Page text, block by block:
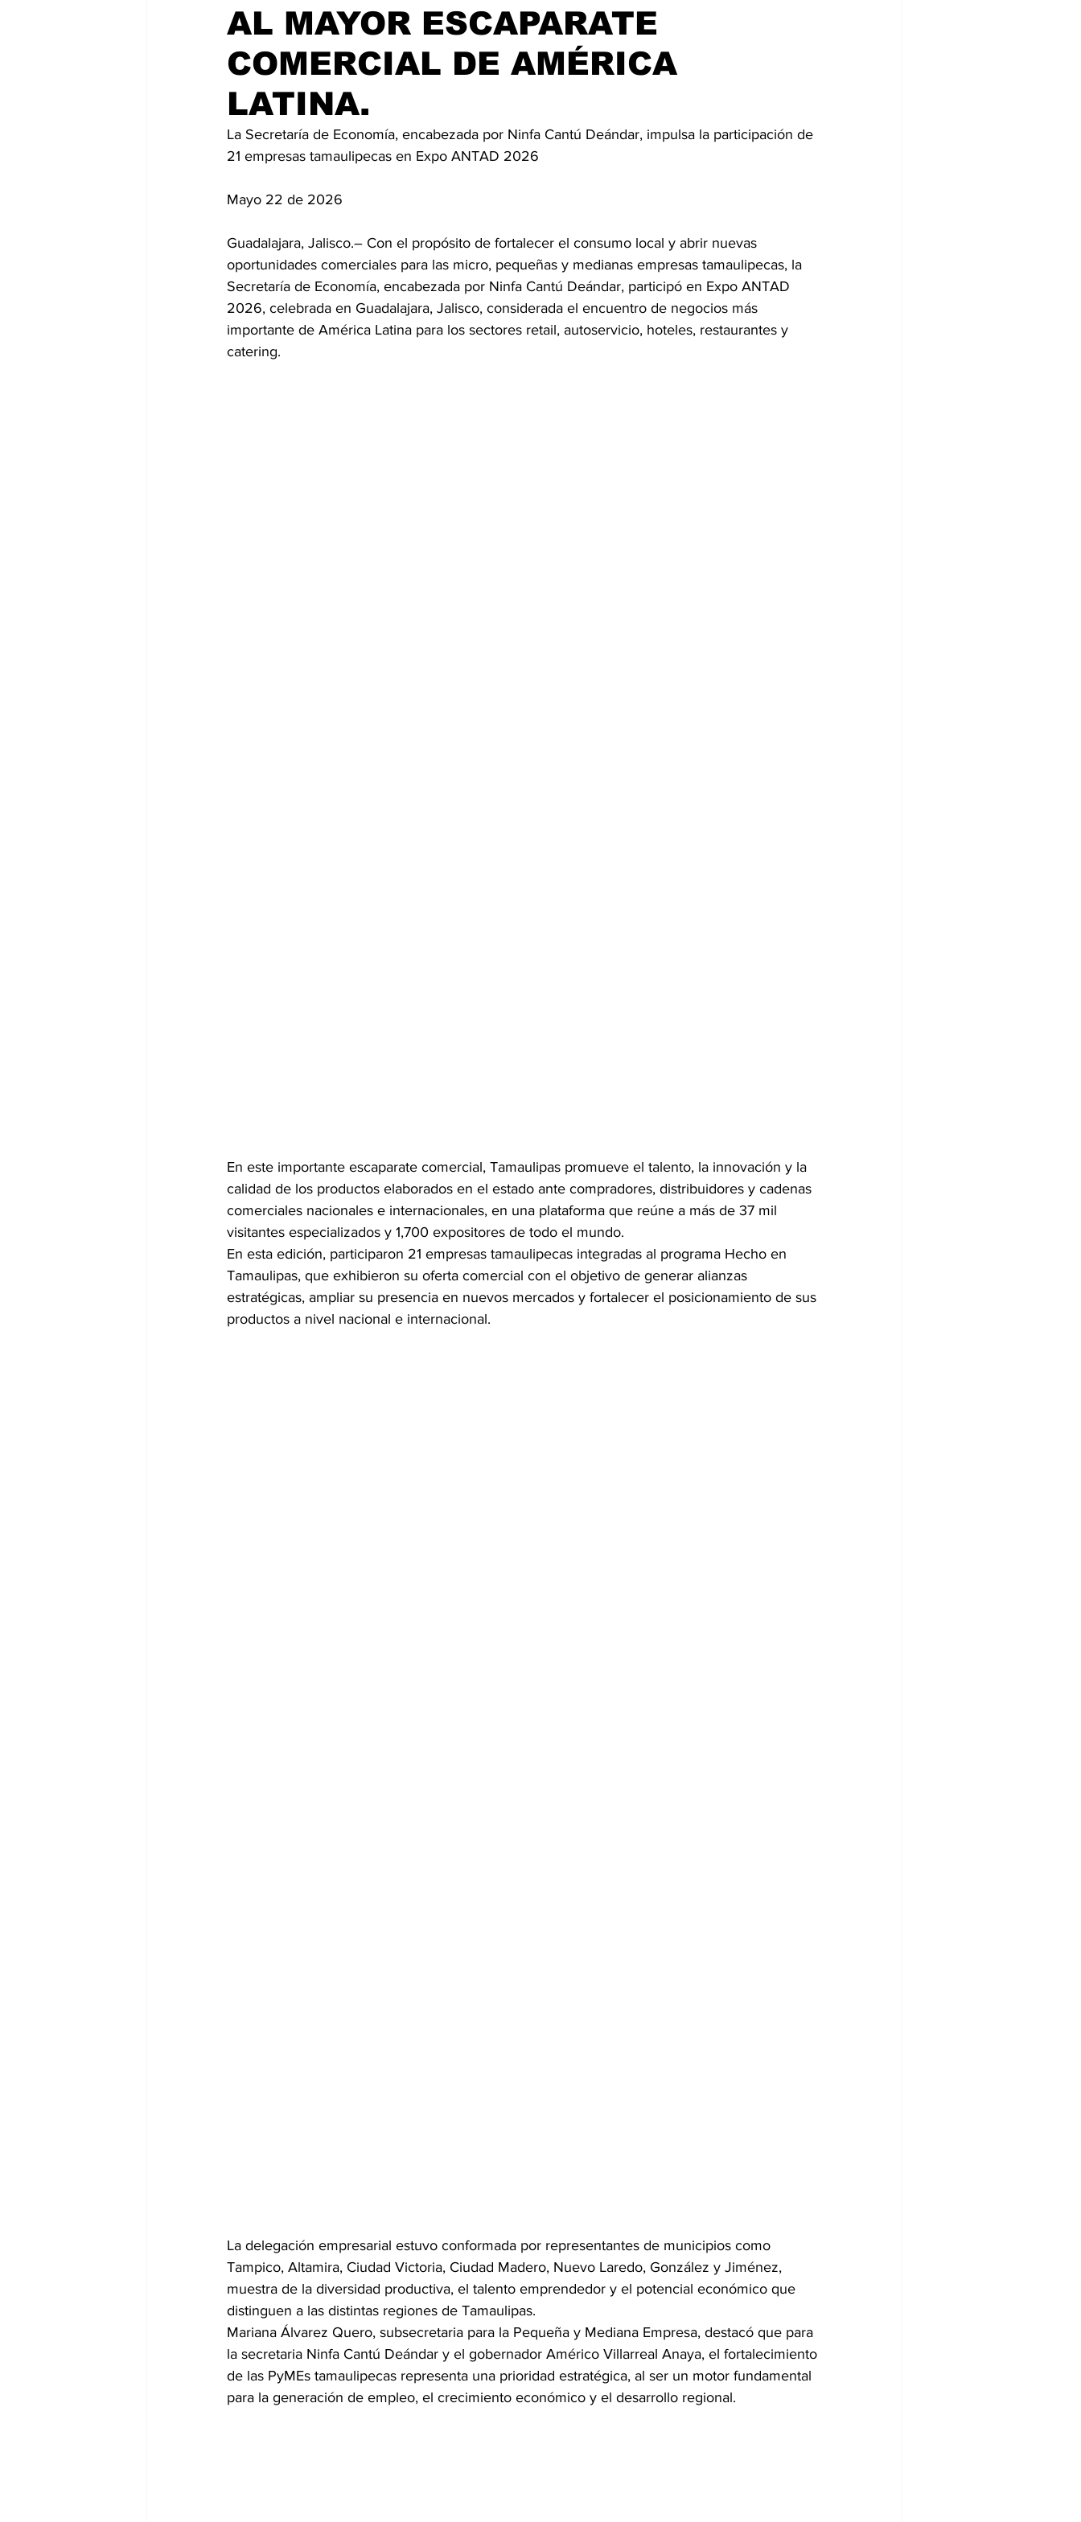
AL MAYOR ESCAPARATE
COMERCIAL DE AMÉRICA
LATINA.
La Secretaría de Economía, encabezada por Ninfa Cantú Deándar, impulsa la participación de
21 empresas tamaulipecas en Expo ANTAD 2026
Mayo 22 de 2026
Guadalajara, Jalisco.– Con el propósito de fortalecer el consumo local y abrir nuevas
oportunidades comerciales para las micro, pequeñas y medianas empresas tamaulipecas, la
Secretaría de Economía, encabezada por Ninfa Cantú Deándar, participó en Expo ANTAD
2026, celebrada en Guadalajara, Jalisco, considerada el encuentro de negocios más
importante de América Latina para los sectores retail, autoservicio, hoteles, restaurantes y
catering.
En este importante escaparate comercial, Tamaulipas promueve el talento, la innovación y la
calidad de los productos elaborados en el estado ante compradores, distribuidores y cadenas
comerciales nacionales e internacionales, en una plataforma que reúne a más de 37 mil
visitantes especializados y 1,700 expositores de todo el mundo.
En esta edición, participaron 21 empresas tamaulipecas integradas al programa Hecho en
Tamaulipas, que exhibieron su oferta comercial con el objetivo de generar alianzas
estratégicas, ampliar su presencia en nuevos mercados y fortalecer el posicionamiento de sus
productos a nivel nacional e internacional.
La delegación empresarial estuvo conformada por representantes de municipios como
Tampico, Altamira, Ciudad Victoria, Ciudad Madero, Nuevo Laredo, González y Jiménez,
muestra de la diversidad productiva, el talento emprendedor y el potencial económico que
distinguen a las distintas regiones de Tamaulipas.
Mariana Álvarez Quero, subsecretaria para la Pequeña y Mediana Empresa, destacó que para
la secretaria Ninfa Cantú Deándar y el gobernador Américo Villarreal Anaya, el fortalecimiento
de las PyMEs tamaulipecas representa una prioridad estratégica, al ser un motor fundamental
para la generación de empleo, el crecimiento económico y el desarrollo regional.